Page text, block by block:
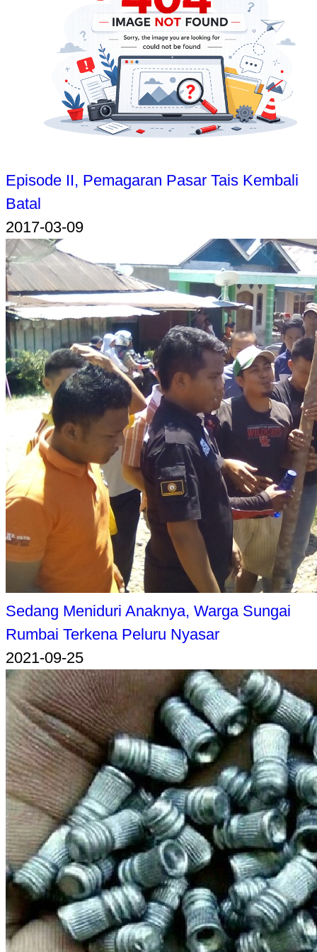
Episode II, Pemagaran Pasar Tais Kembali
Batal
2017-03-09
Sedang Meniduri Anaknya, Warga Sungai
Rumbai Terkena Peluru Nyasar
2021-09-25